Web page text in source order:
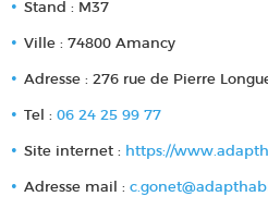
Stand : M37
Ville : 74800 Amancy
Adresse : 276 rue de Pierre
Tel : 06 24 25 99 77
Site internet : https://
Adresse mail :